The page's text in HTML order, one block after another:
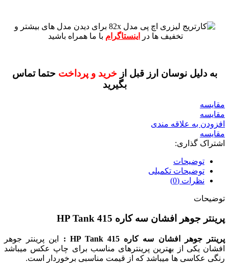
برای دیدن مدل های بیشتر و
تخفیف ها در
اینستاگرام با ما همراه باشید
به دلیل نوسان ارز قبل از خرید و پرداختحتما تماس
بگیرید
مقايسه
مقایسه
افزودن به علاقه مندی
مقایسه
اشتراک گذاری:
توضیحات
توضیحات تکمیلی
نظرات (0)
توضیحات
پرینتر جوهر افشان سه کاره HP Tank 415
پرینتر جوهر افشان سه کاره HP Tank 415 :
این پرینتر جوهر
افشان یکی از بهترین پرینترهای مناسب برای چاپ عکس میباشد
رنگی عکاسی ها میباشد که از قیمت مناسبی برخوردار است.